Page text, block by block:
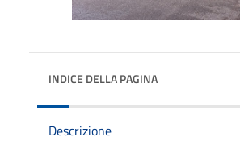
INDICE DELLA PAGINA
Descrizione